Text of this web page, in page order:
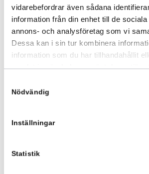
vidarebefordrar även sådana
information från din enhet till de
annons- och analysföretag som vi
Dessa kan i sin tur kombinera
information som du har tillhandahållit
Nödvändig
Inställningar
Statistik
Nummerskyltshållare
400kr
Lägg i varukorg